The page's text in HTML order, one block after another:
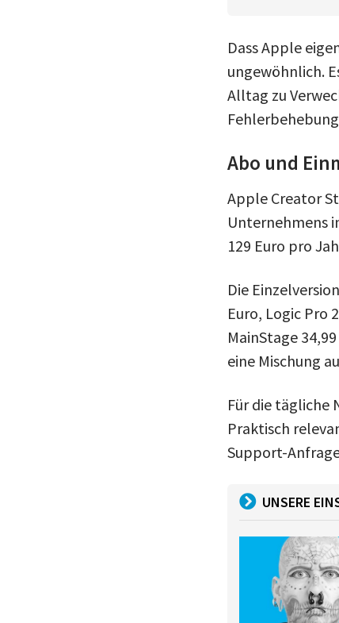
Dass Apple
ungewöhnlich.
Alltag zu
Abo und
Apple Creator
Unternehmens
129 Euro pro
Die
Euro, Logic Pro
MainStage
eine Mischung
Für die tägliche
Praktisch
Support-
UNSERE